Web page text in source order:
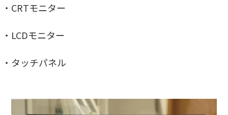
・CRTモニター
・LCDモニター
・タッチパネル